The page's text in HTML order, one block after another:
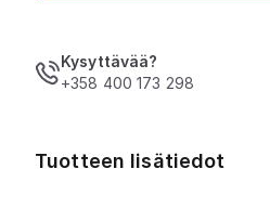
Kysyttävää?
+358 400 173 298
Tuotteen lisätiedot